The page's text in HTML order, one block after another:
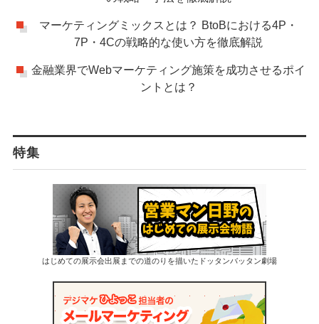
マーケティングミックスとは？ BtoBにおける4P・
7P・4Cの戦略的な使い方を徹底解説
金融業界でWebマーケティング施策を成功させるポイ
ントとは？
特集
はじめての展示会出展までの道のりを描いたドッタンバッタン劇場